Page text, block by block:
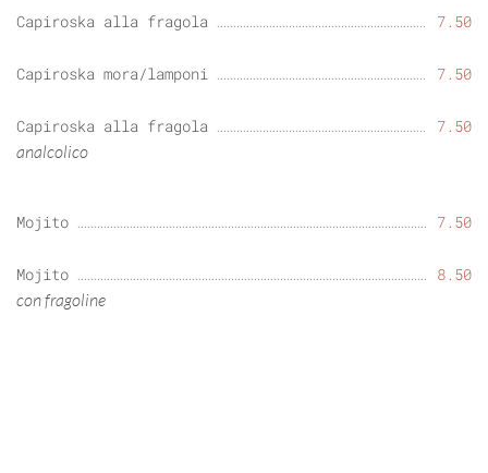
Capiroska alla fragola 7.50
Capiroska mora/lamponi 7.50
Capiroska alla fragola 7.50
analcolico
Mojito 7.50
Mojito 8.50
con fragoline